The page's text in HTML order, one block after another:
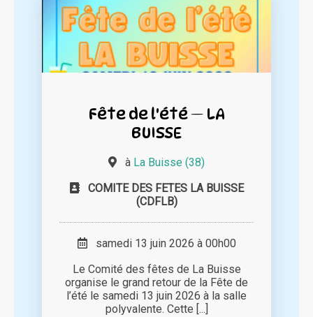
Fête de l'été — LA
BUISSE
à La Buisse (38)
COMITE DES FETES LA BUISSE
(CDFLB)
samedi 13 juin 2026 à 00h00
Le Comité des fêtes de La Buisse
organise le grand retour de la Fête de
l’été le samedi 13 juin 2026 à la salle
polyvalente. Cette [...]